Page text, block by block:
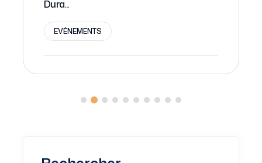
Dura...
EVÉNEMENTS